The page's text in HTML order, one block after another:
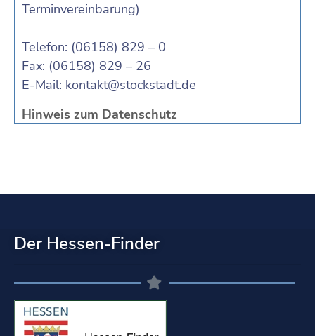
Terminvereinbarung)
Telefon: (06158) 829 – 0
Fax: (06158) 829 – 26
E-Mail: kontakt@stockstadt.de
Hinweis zum Datenschutz
Der Hessen-Finder